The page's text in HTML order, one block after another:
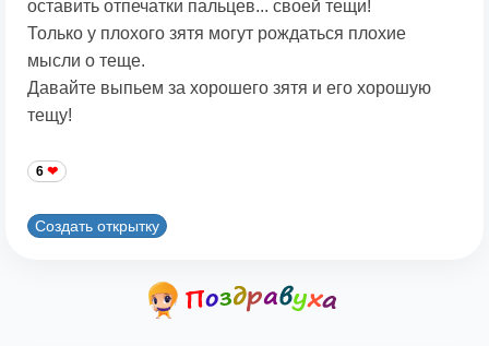
оставить отпечатки пальцев... своей тещи!
Только у плохого зятя могут рождаться плохие
мысли о теще.
Давайте выпьем за хорошего зятя и его хорошую
тещу!
6
Создать открытку